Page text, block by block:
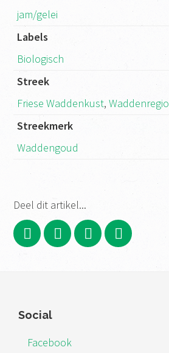
jam/gelei
Labels
Biologisch
Streek
Friese Waddenkust,Waddenregio
Streekmerk
Waddengoud
Deel dit artikel...
Footer
Social
Facebook